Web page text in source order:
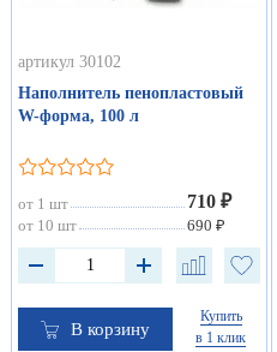
артикул 30102
Наполнитель пенопластовый
W-форма, 100 л
от 1 шт 710 ₽
от 10 шт 690 ₽
В корзину
Купить
в 1 клик